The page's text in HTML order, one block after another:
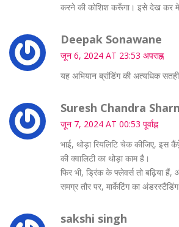
करने की कोशिश करूँगा। इसे देख कर मेरे
Deepak Sonawane
जून 6, 2024 AT 23:53 अपराह्न
यह अभियान ब्रांडिंग की अत्यधिक
Suresh Chandra
जून 7, 2024 AT 00:53 पूर्वाह्न
भाई, थोड़ा रियलिटि चेक कीजिए, इस
की क्वालिटी का थोड़ा काम है।
फिर भी, ड्रिंक के फ्लेवर्स तो बढ़िया
समग्र तौर पर, मार्केटिंग का
sakshi singh